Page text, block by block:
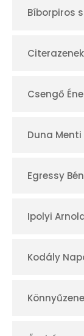
r
Bíborpiros
Csengő
Duna
Egressy
Ipolyi
Kodály